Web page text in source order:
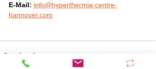
E-Mail: info@hyperthermia-centre-
hannover.com